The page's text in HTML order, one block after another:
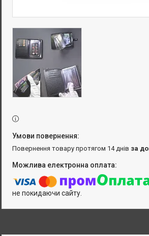
повернення товару протягом 14 днів за
не покидаючи сайту.